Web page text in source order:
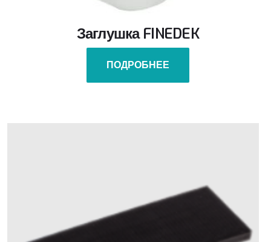
Заглушка FINEDEK
ПОДРОБНЕЕ